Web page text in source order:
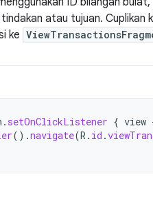
atau tujuan. Cuplikan
ke
. setOnClickListener { view
().navigate(R . id .